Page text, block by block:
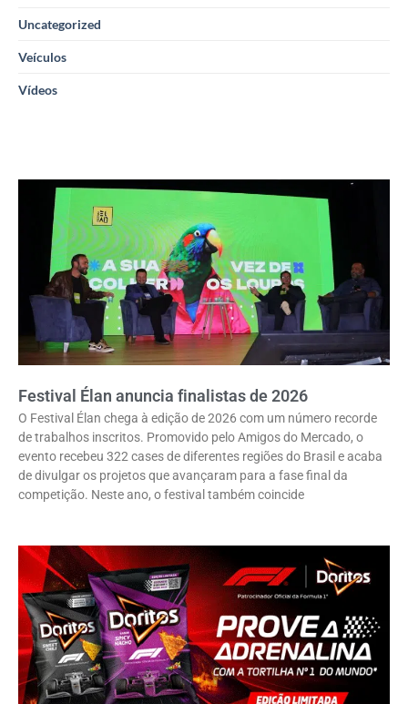
Uncategorized
Veículos
Vídeos
Festival Élan anuncia finalistas de 2026
O Festival Élan chega à edição de 2026 com um número recorde
de trabalhos inscritos. Promovido pelo Amigos do Mercado, o
evento recebeu 322 cases de diferentes regiões do Brasil e acaba
de divulgar os projetos que avançaram para a fase final da
competição. Neste ano, o festival também coincide